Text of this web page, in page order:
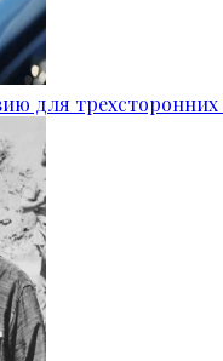
для трехсторонних